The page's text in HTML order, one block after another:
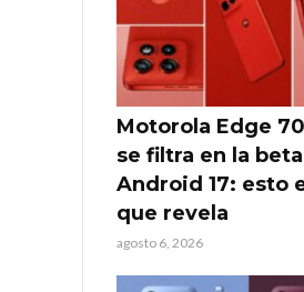
Motorola Edge
se filtra en la
Android 17: esto
que revela
agosto 6, 2026